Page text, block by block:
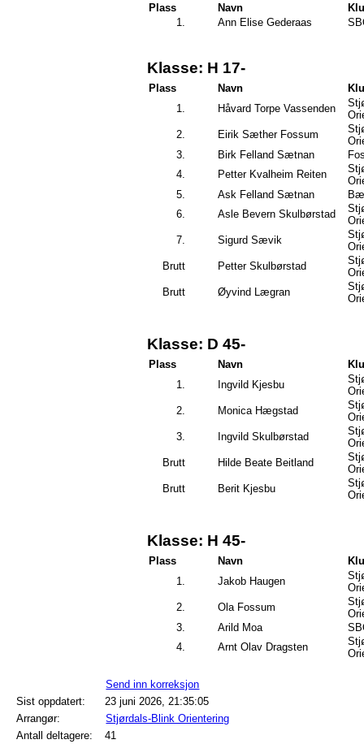
Plass Navn
1.
Ann Elise Gederaas
Klasse: H 17-
Plass Navn
1.
Håvard Torpe Vassenden
2.
Eirik Sæther Fossum
3.
Birk Felland Sætnan
4.
Petter Kvalheim Reiten
5.
Ask Felland Sætnan
6.
Asle Bevern Skulbørstad
7.
Sigurd Sævik
Brutt
Petter Skulbørstad
Brutt
Øyvind Lægran
Klasse: D 45-
Plass Navn
1.
Ingvild Kjesbu
2.
Monica Hægstad
3.
Ingvild Skulbørstad
Brutt
Hilde Beate Beitland
Brutt
Berit Kjesbu
Klasse: H 45-
Plass Navn
1.
Jakob Haugen
2.
Ola Fossum
3.
Arild Moa
4.
Arnt Olav Dragsten
Send inn korreksjon
Sist oppdatert:
23 juni 2026, 21:35:05
Arrangør:
Stjørdals-Blink Orientering
Antall deltagere:
41